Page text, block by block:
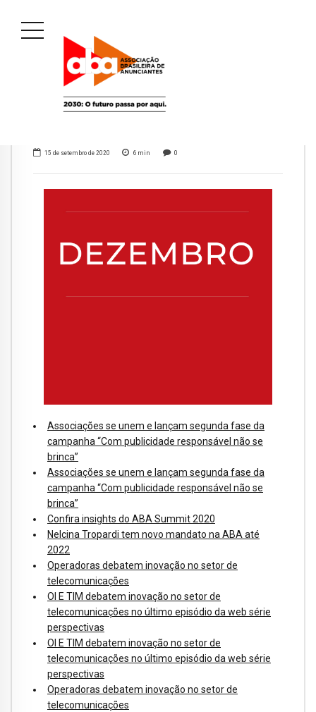
15 de setembro de 2020 6 min 0
Associações se unem e lançam segunda fase da
campanha “Com publicidade responsável não se
brinca”
Associações se unem e lançam segunda fase da
campanha “Com publicidade responsável não se
brinca”
Confira insights do ABA Summit 2020
Nelcina Tropardi tem novo mandato na ABA até
2022
Operadoras debatem inovação no setor de
telecomunicações
OI E TIM debatem inovação no setor de
telecomunicações no último episódio da web série
perspectivas
OI E TIM debatem inovação no setor de
telecomunicações no último episódio da web série
perspectivas
Operadoras debatem inovação no setor de
telecomunicações